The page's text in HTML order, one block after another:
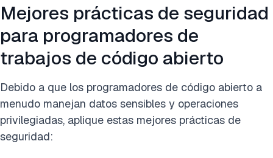
Mejores prácticas de seguridad
para programadores de
trabajos de código abierto
Debido a que los programadores de código abierto a
menudo manejan datos sensibles y operaciones
privilegiadas, aplique estas mejores prácticas de
seguridad: